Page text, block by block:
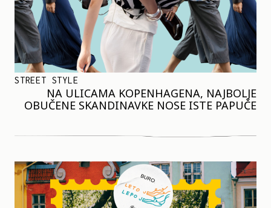
STREET STYLE
NA ULICAMA KOPENHAGENA, NAJBOLJE
OBUČENE SKANDINAVKE NOSE ISTE PAPUČE